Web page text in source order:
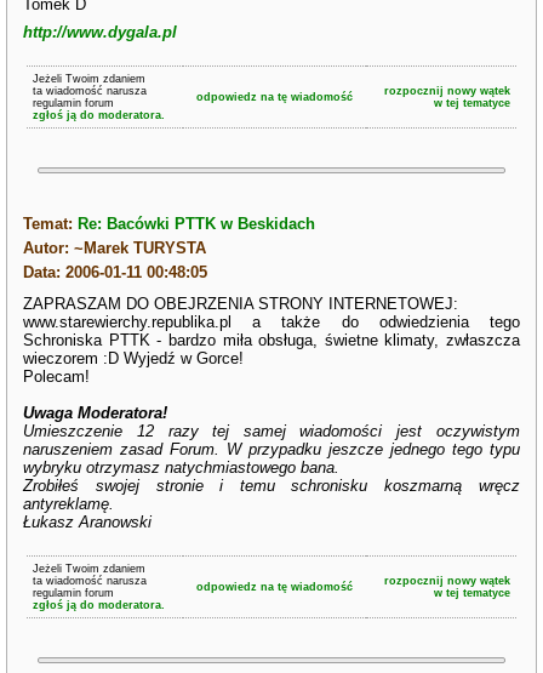
Tomek D
http://www.dygala.pl
Jeżeli Twoim zdaniem
ta wiadomość narusza
regulamin forum
zgłoś ją do moderatora.
odpowiedz na tę wiadomość
rozpocznij nowy wątek
w tej tematyce
Temat: Re: Bacówki PTTK w Beskidach
Autor: ~Marek TURYSTA
Data: 2006-01-11 00:48:05
ZAPRASZAM DO OBEJRZENIA STRONY INTERNETOWEJ:
www.starewierchy.republika.pl a także do odwiedzienia tego
Schroniska PTTK - bardzo miła obsługa, świetne klimaty, zwłaszcza
wieczorem :D Wyjedź w Gorce!
Polecam!
Uwaga Moderatora!
Umieszczenie 12 razy tej samej wiadomości jest oczywistym
naruszeniem zasad Forum. W przypadku jeszcze jednego tego typu
wybryku otrzymasz natychmiastowego bana.
Zrobiłeś swojej stronie i temu schronisku koszmarną wręcz
antyreklamę.
Łukasz Aranowski
Jeżeli Twoim zdaniem
ta wiadomość narusza
regulamin forum
zgłoś ją do moderatora.
odpowiedz na tę wiadomość
rozpocznij nowy wątek
w tej tematyce